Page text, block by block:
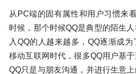
从PC端的固有属性和用户习惯来
时候，那个时候QQ是典型的陌生
入QQ的人越来越多，QQ逐渐成
移动互联网时代，很多QQ用户基
QQ只是与朋友沟通，并进行生意